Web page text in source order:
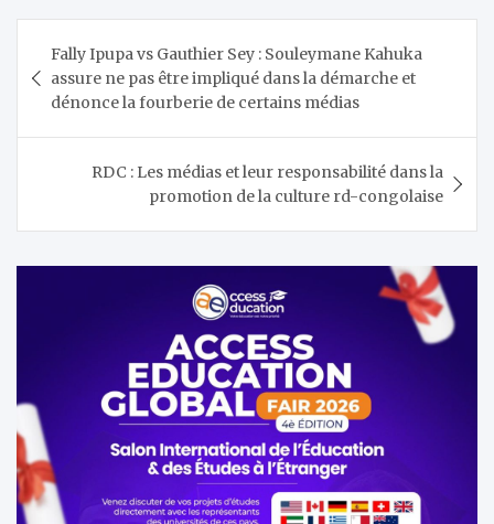
de
l’article
Fally Ipupa vs Gauthier Sey : Souleymane Kahuka
assure ne pas être impliqué dans la démarche et
dénonce la fourberie de certains médias
RDC : Les médias et leur responsabilité dans la
promotion de la culture rd-congolaise